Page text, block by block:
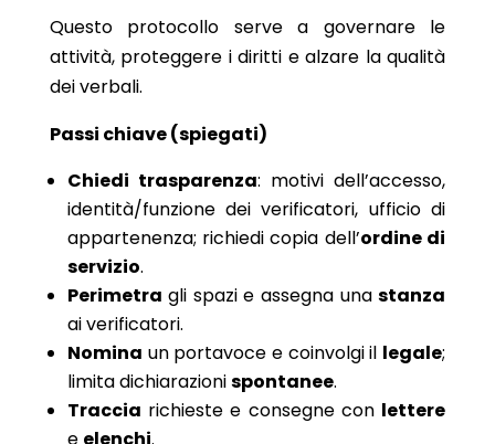
Questo protocollo serve a governare le
attività, proteggere i diritti e alzare la qualità
dei verbali.
Passi chiave (spiegati)
Chiedi trasparenza: motivi dell’accesso,
identità/funzione dei verificatori, ufficio di
appartenenza; richiedi copia dell’ordine di
servizio.
Perimetra gli spazi e assegna unastanza
ai verificatori.
Nomina un portavoce e coinvolgi il legale;
limita dichiarazionispontanee.
Traccia richieste e consegne con lettere
e elenchi.